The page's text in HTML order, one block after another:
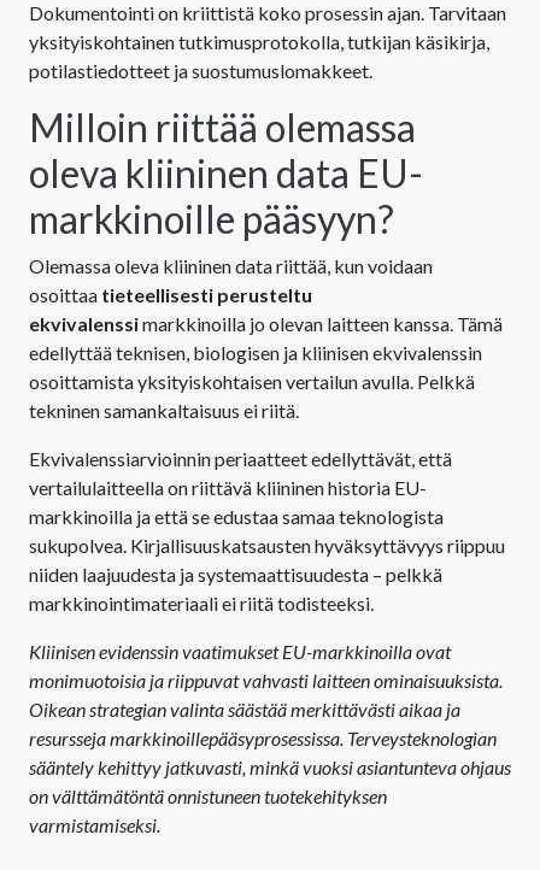
Dokumentointi on kriittistä koko prosessin ajan. Tarvitaan
yksityiskohtainen tutkimusprotokolla, tutkijan käsikirja,
potilastiedotteet ja suostumuslomakkeet.
Milloin riittää olemassa
oleva kliininen data EU-
markkinoille pääsyyn?
Olemassa oleva kliininen data riittää, kun voidaan
osoittaa tieteellisesti perusteltu
ekvivalenssimarkkinoilla jo olevan laitteen kanssa. Tämä
edellyttää teknisen, biologisen ja kliinisen ekvivalenssin
osoittamista yksityiskohtaisen vertailun avulla. Pelkkä
tekninen samankaltaisuus ei riitä.
Ekvivalenssiarvioinnin periaatteet edellyttävät, että
vertailulaitteella on riittävä kliininen historia EU-
markkinoilla ja että se edustaa samaa teknologista
sukupolvea. Kirjallisuuskatsausten hyväksyttävyys riippuu
niiden laajuudesta ja systemaattisuudesta – pelkkä
markkinointimateriaali ei riitä todisteeksi.
Kliinisen evidenssin vaatimukset EU-markkinoilla ovat
monimuotoisia ja riippuvat vahvasti laitteen ominaisuuksista.
Oikean strategian valinta säästää merkittävästi aikaa ja
resursseja markkinoillepääsyprosessissa. Terveysteknologian
sääntely kehittyy jatkuvasti, minkä vuoksi asiantunteva ohjaus
on välttämätöntä onnistuneen tuotekehityksen
varmistamiseksi.